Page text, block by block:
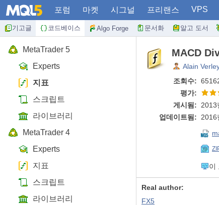
포럼 마켓 시그널 프리랜스 VPS
기고글 코드베이스 Algo Forge 문서화 알고 도서
MetaTrader 5
Experts
지표
스크립트
라이브러리
MetaTrader 4
Experts
지표
스크립트
라이브러리
MACD
Alain
조회수:
평가:
게시됨:
2013
업데이트됨:
2016
이
Real author:
FX5